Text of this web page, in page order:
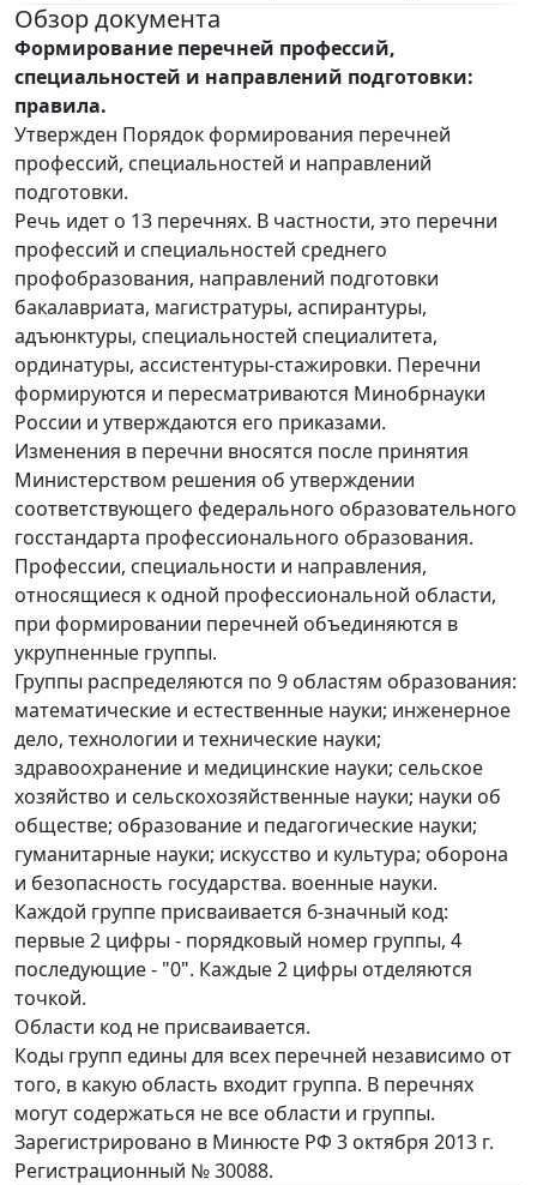
Обзор документа
Формирование перечней профессий,
специальностей и направлений подготовки:
правила.
Утвержден Порядок формирования перечней
профессий, специальностей и направлений
подготовки.
Речь идет о 13 перечнях. В частности, это перечни
профессий и специальностей среднего
профобразования, направлений подготовки
бакалавриата, магистратуры, аспирантуры,
адъюнктуры, специальностей специалитета,
ординатуры, ассистентуры-стажировки. Перечни
формируются и пересматриваются Минобрнауки
России и утверждаются его приказами.
Изменения в перечни вносятся после принятия
Министерством решения об утверждении
соответствующего федерального образовательного
госстандарта профессионального образования.
Профессии, специальности и направления,
относящиеся к одной профессиональной области,
при формировании перечней объединяются в
укрупненные группы.
Группы распределяются по 9 областям образования:
математические и естественные науки; инженерное
дело, технологии и технические науки;
здравоохранение и медицинские науки; сельское
хозяйство и сельскохозяйственные науки; науки об
обществе; образование и педагогические науки;
гуманитарные науки; искусство и культура; оборона
и безопасность государства. военные науки.
Каждой группе присваивается 6-значный код:
первые 2 цифры - порядковый номер группы, 4
последующие - "0". Каждые 2 цифры отделяются
точкой.
Области код не присваивается.
Коды групп едины для всех перечней независимо от
того, в какую область входит группа. В перечнях
могут содержаться не все области и группы.
Зарегистрировано в Минюсте РФ 3 октября 2013 г.
Регистрационный № 30088.